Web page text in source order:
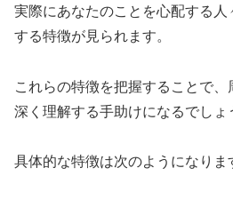
実際にあなたのことを心配する人
する特徴が見られます。
これらの特徴を把握することで
深く理解する手助けになるでしょ
具体的な特徴は次のようになりま